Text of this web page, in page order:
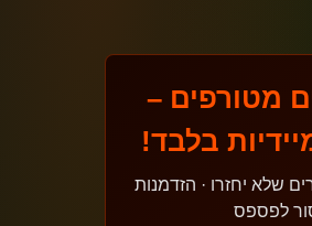
מטורפים –
בלבד!
שלא יחזרו · הזדמנות
לפספס